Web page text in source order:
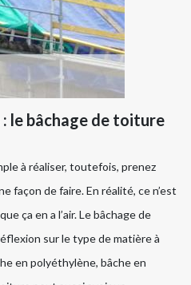
le bâchage de toiture
à réaliser, toutefois, prenez
façon de faire. En réalité, ce n’est
ça en a l’air. Le bâchage de
sur le type de matière à
en polyéthylène, bâche en